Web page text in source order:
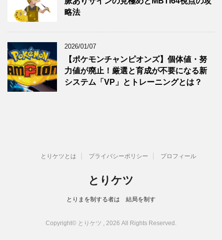
略法
2026/01/07
【ポケモンチャンピオンズ】個体値・努
力値が廃止！厳選と育成が不要になる新
システム「VP」とトレーニングとは？
とりケツとは プライバシーポリシー プロフィール
とりケツ
とりまを制する者は 結局を制す
Copyright© とりケツ , 2026 All Rights Reserved.